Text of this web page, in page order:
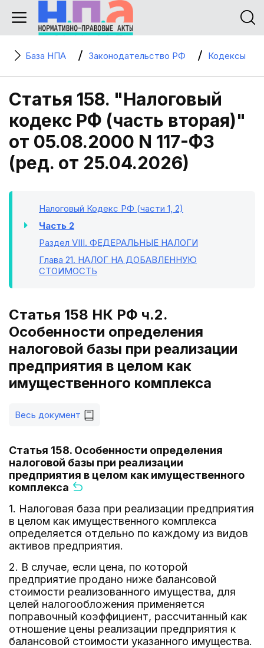
База НПА Законодательство РФ Кодексы
Статья 158. "Налоговый
кодекс РФ (часть вторая)"
от 05.08.2000 N 117-ФЗ
(ред. от 25.04.2026)
Налоговый Кодекс РФ (части 1, 2)
Часть 2
Раздел VIII. ФЕДЕРАЛЬНЫЕ НАЛОГИ
Глава 21. НАЛОГ НА ДОБАВЛЕННУЮ
СТОИМОСТЬ
Статья 158 НК РФ ч.2.
Особенности определения
налоговой базы при реализации
предприятия в целом как
имущественного комплекса
Весь документ
Статья 158. Особенности определения
налоговой базы при реализации
предприятия в целом как имущественного
комплекса
1. Налоговая база при реализации предприятия
в целом как имущественного комплекса
определяется отдельно по каждому из видов
активов предприятия.
2. В случае, если цена, по которой
предприятие продано ниже балансовой
стоимости реализованного имущества, для
целей налогообложения применяется
поправочный коэффициент, рассчитанный как
отношение цены реализации предприятия к
балансовой стоимости указанного имущества.